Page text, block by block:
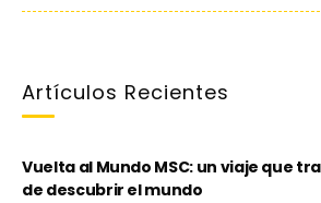
Artículos Recientes
Vuelta al Mundo MSC: un viaje que
de descubrir el mundo